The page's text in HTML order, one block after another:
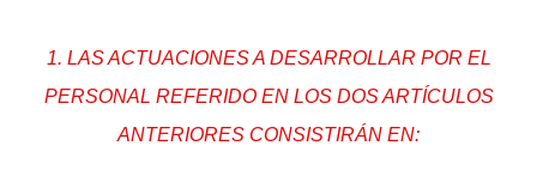
1. LAS ACTUACIONES A DESARROLLAR POR EL
PERSONAL REFERIDO EN LOS DOS ARTÍCULOS
ANTERIORES CONSISTIRÁN EN: